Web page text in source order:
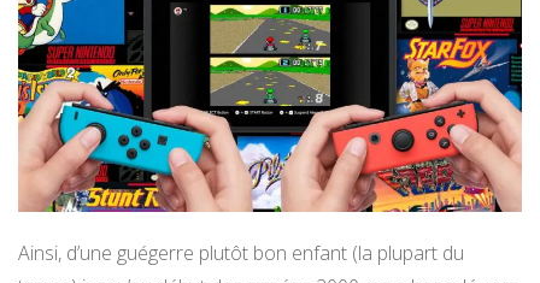
Ainsi, d’une guégerre plutôt bon enfant (la plupart du